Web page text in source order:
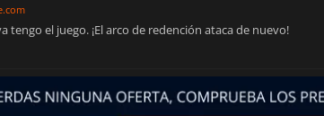
tengo el juego. ¡El arco de redención ataca de nuevo!